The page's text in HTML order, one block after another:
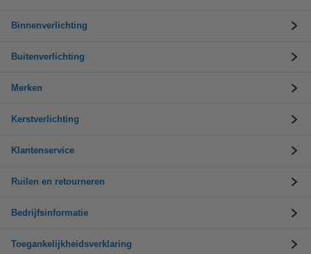
Binnenverlichting
Buitenverlichting
Merken
Kerstverlichting
Klantenservice
Ruilen en retourneren
Bedrijfsinformatie
Toegankelijkheidsverklaring